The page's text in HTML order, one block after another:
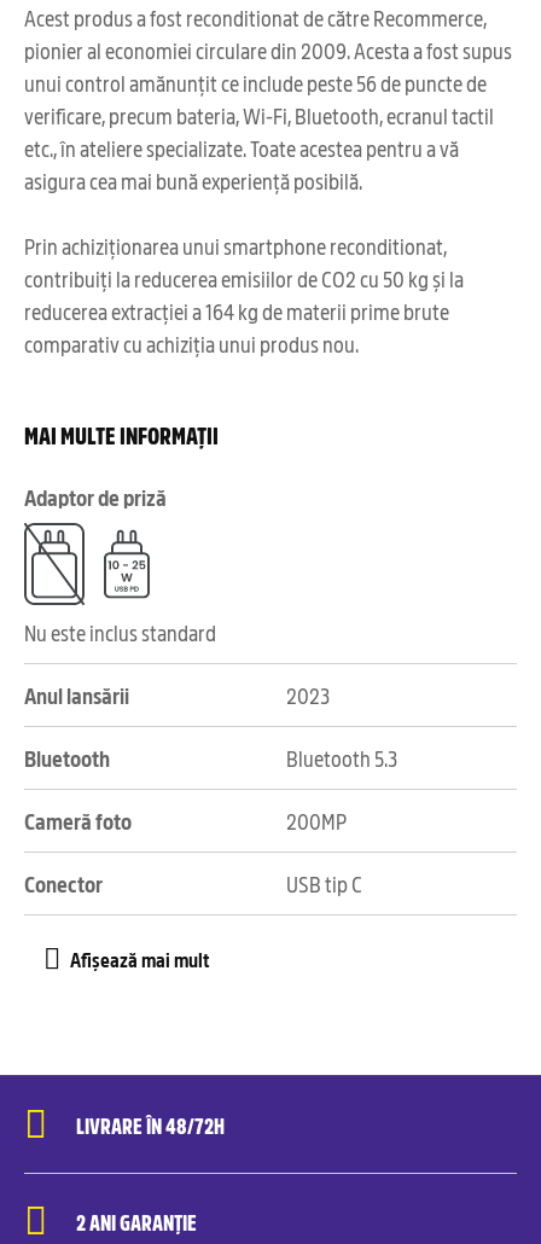
Acest produs a fost reconditionat de către Recommerce,
pionier al economiei circulare din 2009. Acesta a fost supus
unui control amănunțit ce include peste 56 de puncte de
verificare, precum bateria, Wi-Fi, Bluetooth, ecranul tactil
etc., în ateliere specializate. Toate acestea pentru a vă
asigura cea mai bună experiență posibilă.
Prin achiziționarea unui smartphone reconditionat,
contribuiți la reducerea emisiilor de CO2 cu 50 kg și la
reducerea extracției a 164 kg de materii prime brute
comparativ cu achiziția unui produs nou.
MAI MULTE INFORMAȚII
Adaptor de priză
Nu este inclus standard
Anul lansării 2023
Bluetooth Bluetooth 5.3
Cameră foto 200MP
Conector USB tip C
LIVRARE ÎN 48/72H
2 ANI GARANȚIE